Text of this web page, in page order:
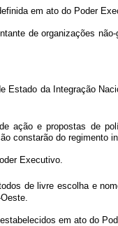
em ato do Poder
de organizações
da Integração
ação e propostas de
constarão do regimento
Executivo.
de livre escolha e
em ato do